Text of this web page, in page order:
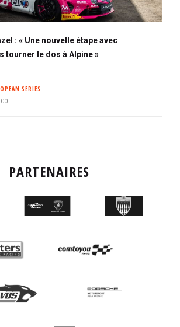
: « Une nouvelle étape avec
tourner le dos à Alpine »
SERIES
PARTENAIRES